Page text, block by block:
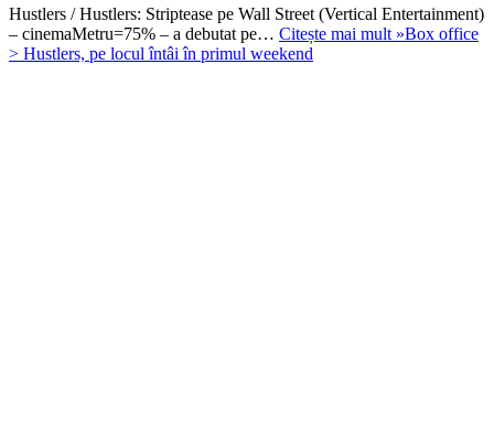
Hustlers / Hustlers: Striptease pe Wall Street (Vertical Entertainment)
– cinemaMetru=75% – a debutat pe… Citește mai mult »Box office
> Hustlers, pe locul întâi în primul weekend